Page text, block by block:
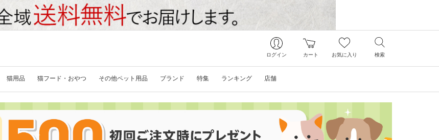
ログイン カート お気に入り 検索
猫用品 猫フード・おやつ その他ペット用品 ブランド 特集 ランキング 店舗